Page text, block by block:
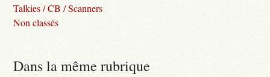
Talkies / CB / Scanners
Non classés
Dans la même rubrique